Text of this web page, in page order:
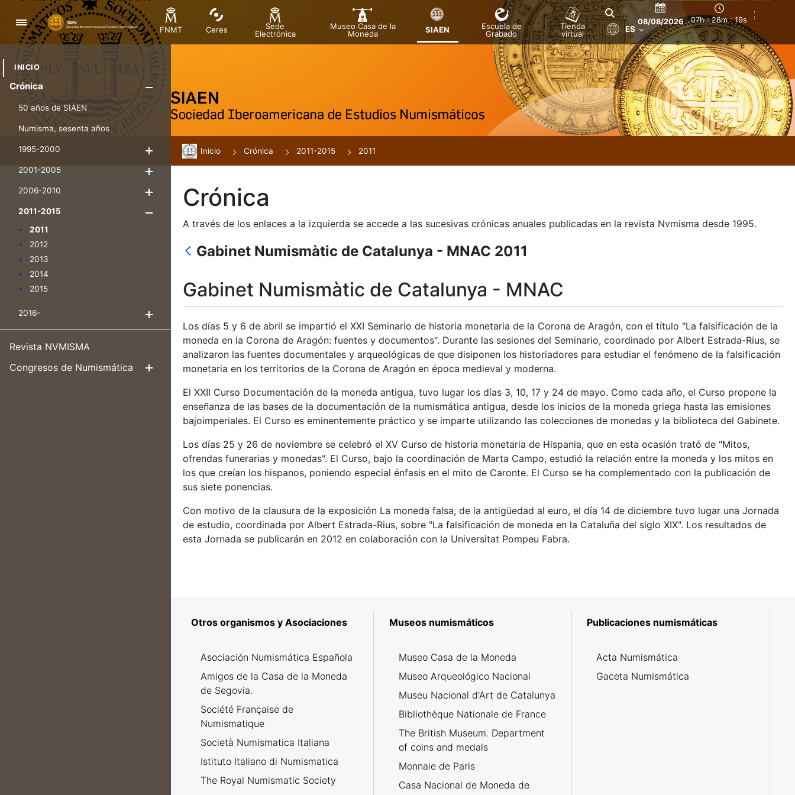
Navegación
FNMT Ceres
Sede
Electrónica
Museo Casa de la
Moneda
SIAEN
Escuela de
Grabado
Tienda
virtual
08/08/2026 07h : 28m : 19s
ES
INICIO
Crónica
50 años de SIAEN
Numisma, sesenta años
1995-2000
Mostrar/Ocultar
2001-2005
2006-2010
Mostrar/Ocultar
2011-2015
2011
2012
2013
2014
2015
2016-
Revista NVMISMA
Congresos de Numismática
Mostrar/Ocultar
Inicio Crónica 2011-2015 2011
Crónica
A través de los enlaces a la izquierda se accede a las sucesivas crónicas anuales publicadas en la revista Nvmisma desde 1995.
Gabinet Numismàtic de Catalunya - MNAC 2011
Gabinet Numismàtic de Catalunya - MNAC
Los días 5 y 6 de abril se impartió el XXI Seminario de historia monetaria de la Corona de Aragón, con el título "La falsificación de la
moneda en la Corona de Aragón: fuentes y documentos". Durante las sesiones del Seminario, coordinado por Albert Estrada-Rius, se
analizaron las fuentes documentales y arqueológicas de que disiponen los historiadores para estudiar el fenómeno de la falsificación
monetaria en los territorios de la Corona de Aragón en época medieval y moderna.
El XXII Curso Documentación de la moneda antigua, tuvo lugar los días 3, 10, 17 y 24 de mayo. Como cada año, el Curso propone la
enseñanza de las bases de la documentación de la numismática antigua, desde los inicios de la moneda griega hasta las emisiones
bajoimperiales. El Curso es eminentemente práctico y se imparte utilizando las colecciones de monedas y la biblioteca del Gabinete.
Los días 25 y 26 de noviembre se celebró el XV Curso de historia monetaria de Hispania, que en esta ocasión trató de "Mitos,
ofrendas funerarias y monedas". El Curso, bajo la coordinación de Marta Campo, estudió la relación entre la moneda y los mitos en
los que creían los hispanos, poniendo especial énfasis en el mito de Caronte. El Curso se ha complementado con la publicación de
sus siete ponencias.
Con motivo de la clausura de la exposición La moneda falsa, de la antigüedad al euro, el día 14 de diciembre tuvo lugar una Jornada
de estudio, coordinada por Albert Estrada-Rius, sobre "La falsificación de moneda en la Cataluña del siglo XIX". Los resultados de
esta Jornada se publicarán en 2012 en colaboración con la Universitat Pompeu Fabra.
Otros organismos y Asociaciones
Asociación Numismática Española
Amigos de la Casa de la Moneda
de Segovia.
Société Française de
Numismatique
Società Numismatica Italiana
Istituto Italiano di Numismatica
The Royal Numismatic Society
Museos numismáticos
Museo Casa de la Moneda
Museo Arqueológico Nacional
Museu Nacional d'Art de Catalunya
Bibliothèque Nationale de France
The British Museum. Department
of coins and medals
Monnaie de Paris
Casa Nacional de Moneda de
Publicaciones numismáticas
Acta Numismática
Gaceta Numismática